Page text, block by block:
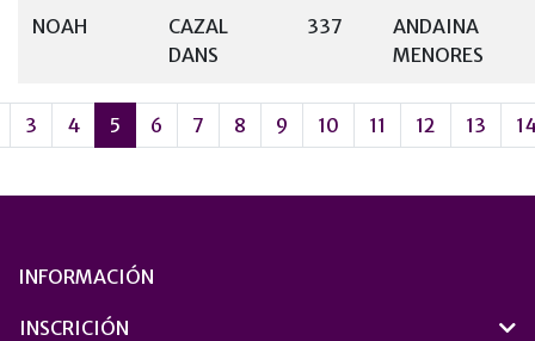
NOAH
CAZAL
DANS
337
ANDAINA
MENORES
3 4 5 6 7 8 9 10 11 12 13
INFORMACIÓN
INSCRICIÓN